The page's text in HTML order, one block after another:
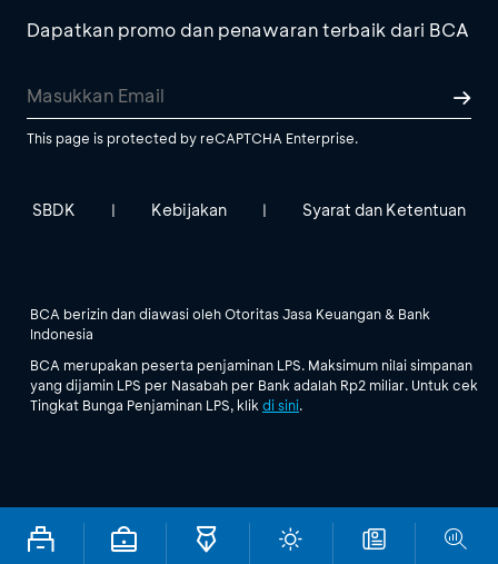
Dapatkan promo dan penawaran terbaik dari BCA
This page is protected by reCAPTCHA Enterprise.
SBDK | Kebijakan | Syarat dan Ketentuan
BCA berizin dan diawasi oleh Otoritas Jasa Keuangan & Bank
Indonesia
BCA merupakan peserta penjaminan LPS. Maksimum nilai simpanan
yang dijamin LPS per Nasabah per Bank adalah Rp2 miliar. Untuk cek
Tingkat Bunga Penjaminan LPS, klikdi sini.